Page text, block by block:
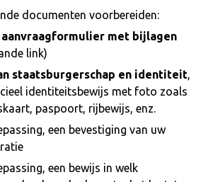
documenten voorbereiden:
aanvraagformulier met bijlagen
link)
staatsburgerschap en identiteit,
identiteitsbewijs met foto zoals
paspoort, rijbewijs, enz.
een bevestiging van uw
een bewijs in welk